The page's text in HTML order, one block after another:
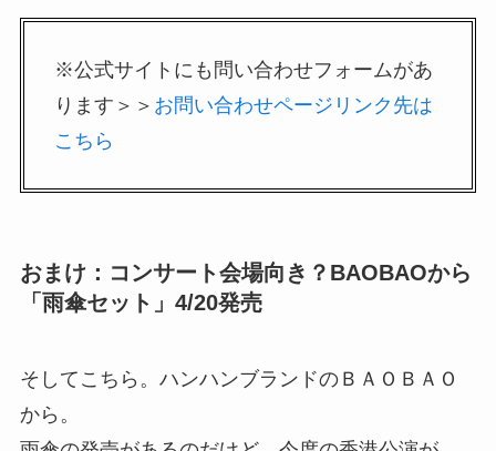
※公式サイトにも問い合わせフォームがあ
ります＞＞ お問い合わせページリンク先は
こちら
おまけ：コンサート会場向き？BAOBAOから
「雨傘セット」4/20発売
そしてこちら。ハンハンブランドのＢＡＯＢＡＯ
から。